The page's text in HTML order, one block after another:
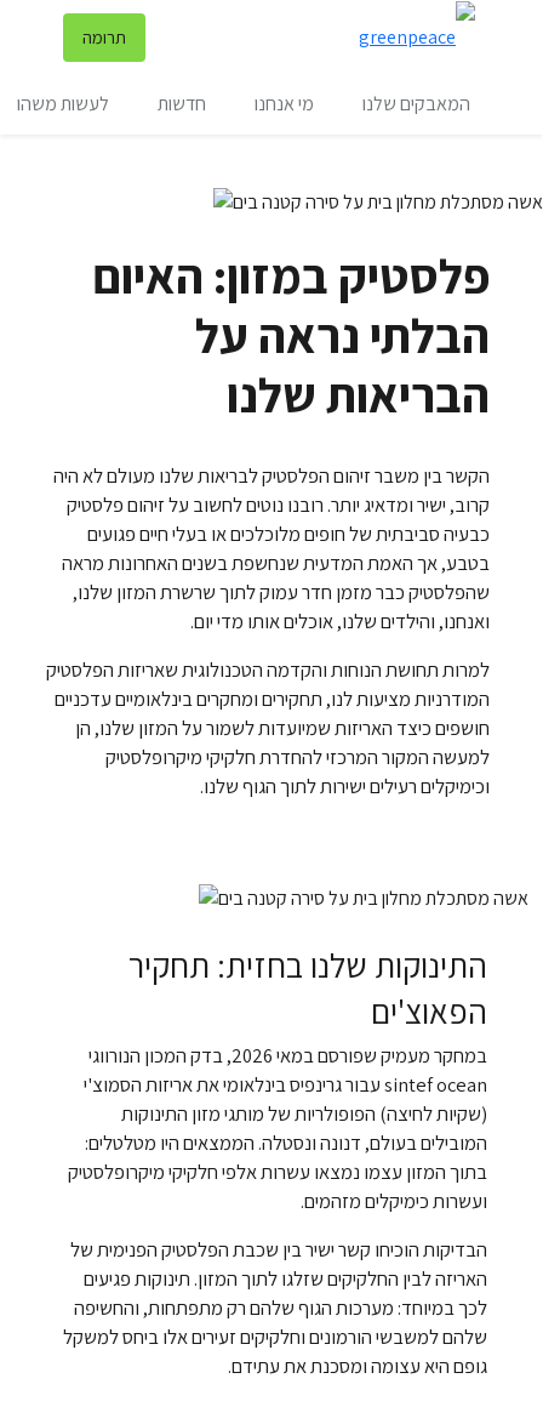
תרומה
המאבקים שלנו מי אנחנו חדשות לעשות משהו
פלסטיק במזון: האיום
הבלתי נראה על
הבריאות שלנו
הקשר בין משבר זיהום הפלסטיק לבריאות שלנו מעולם לא היה
קרוב, ישיר ומדאיג יותר. רובנו נוטים לחשוב על זיהום פלסטיק
כבעיה סביבתית של חופים מלוכלכים או בעלי חיים פגועים
בטבע, אך האמת המדעית שנחשפת בשנים האחרונות מראה
שהפלסטיק כבר מזמן חדר עמוק לתוך שרשרת המזון שלנו,
ואנחנו, והילדים שלנו, אוכלים אותו מדי יום.
למרות תחושת הנוחות והקדמה הטכנולוגית שאריזות הפלסטיק
המודרניות מציעות לנו, תחקירים ומחקרים בינלאומיים עדכניים
חושפים כיצד האריזות שמיועדות לשמור על המזון שלנו, הן
למעשה המקור המרכזי להחדרת חלקיקי מיקרופלסטיק
וכימיקלים רעילים ישירות לתוך הגוף שלנו.
התינוקות שלנו בחזית: תחקיר
הפאוצ'ים
במחקר מעמיק שפורסם במאי 2026, בדק המכון הנורווגי
sintef ocean עבור גרינפיס בינלאומי את אריזות הסמוצ'י
(שקיות לחיצה) הפופולריות של מותגי מזון התינוקות
המובילים בעולם, דנונה ונסטלה. הממצאים היו מטלטלים:
בתוך המזון עצמו נמצאו עשרות אלפי חלקיקי מיקרופלסטיק
ועשרות כימיקלים מזהמים.
הבדיקות הוכיחו קשר ישיר בין שכבת הפלסטיק הפנימית של
האריזה לבין החלקיקים שזלגו לתוך המזון. תינוקות פגיעים
לכך במיוחד: מערכות הגוף שלהם רק מתפתחות, והחשיפה
שלהם למשבשי הורמונים וחלקיקים זעירים אלו ביחס למשקל
גופם היא עצומה ומסכנת את עתידם.